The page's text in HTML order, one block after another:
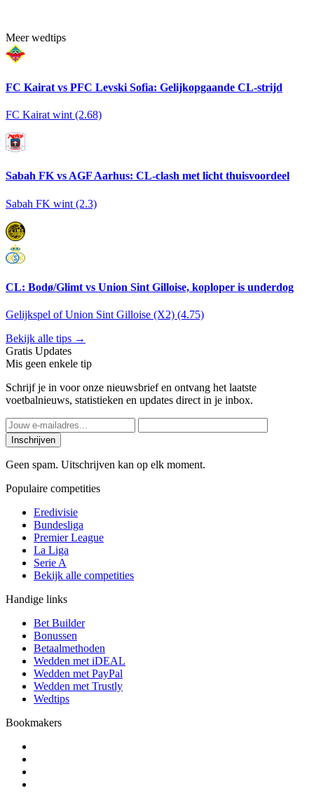
Meer wedtips
FC Kairat vs PFC Levski Sofia: Gelijkopgaande CL-strijd
FC Kairat wint (2.68)
Sabah FK vs AGF Aarhus: CL-clash met licht thuisvoordeel
Sabah FK wint (2.3)
CL: Bodø/Glimt vs Union Sint Gilloise, koploper is underdog
Gelijkspel of Union Sint Gilloise (X2) (4.75)
Bekijk alle tips →
Gratis Updates
Mis geen enkele tip
Schrijf je in voor onze nieuwsbrief en ontvang het laatste
voetbalnieuws, statistieken en updates direct in je inbox.
Inschrijven
Geen spam. Uitschrijven kan op elk moment.
Populaire competities
Eredivisie
Bundesliga
Premier League
La Liga
Serie A
Bekijk alle competities
Handige links
Bet Builder
Bonussen
Betaalmethoden
Wedden met iDEAL
Wedden met PayPal
Wedden met Trustly
Wedtips
Bookmakers